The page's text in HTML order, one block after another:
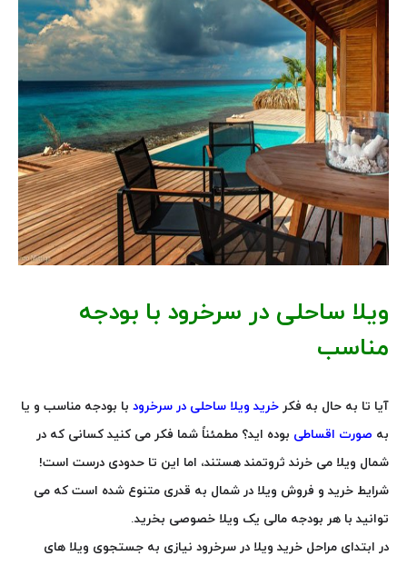
ویلا ساحلی در سرخرود با بودجه
مناسب
آیا تا به حال به فکر خرید ویلا ساحلی در سرخرود با بودجه مناسب و یا
به صورت اقساطی بوده اید؟ مطمئناً شما فکر می کنید کسانی که در
شمال ویلا می خرند ثروتمند هستند، اما این تا حدودی درست است!
شرایط خرید و فروش ویلا در شمال به قدری متنوع شده است که می
توانید با هر بودجه مالی یک ویلا خصوصی بخرید.
در ابتدای مراحل خرید ویلا در سرخرود نیازی به جستجوی ویلا های